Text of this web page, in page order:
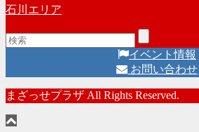
石川エリア
イベント情報
お問い合わせ
まざっせプラザ All Rights Reserved.